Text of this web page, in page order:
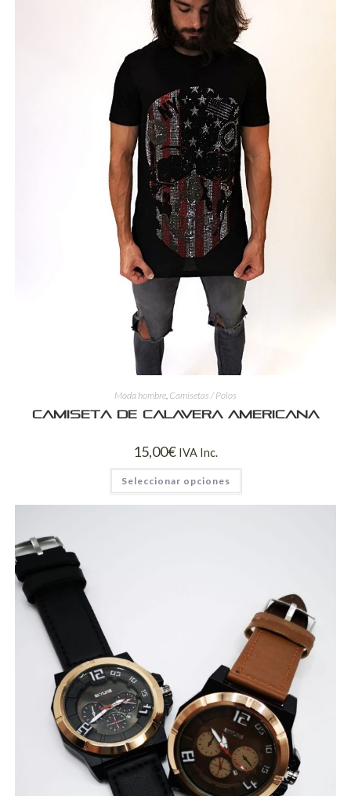
Moda hombre, Camisetas / Polos
Camiseta de calavera americana
15,00€ IVA Inc.
Seleccionar opciones